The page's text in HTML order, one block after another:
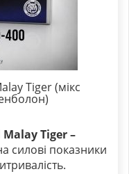
Tiger (мікс
Tiger –
силові показники